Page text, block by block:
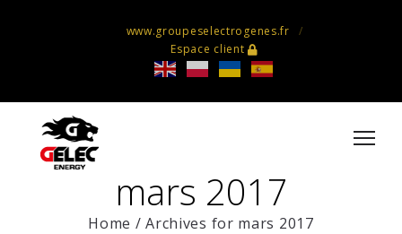
www.groupeselectrogenes.fr
Espace client
mars 2017
Home / Archives for mars 2017